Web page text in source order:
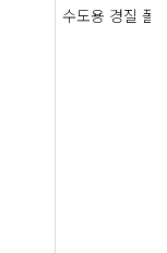
수도용 경질 폴